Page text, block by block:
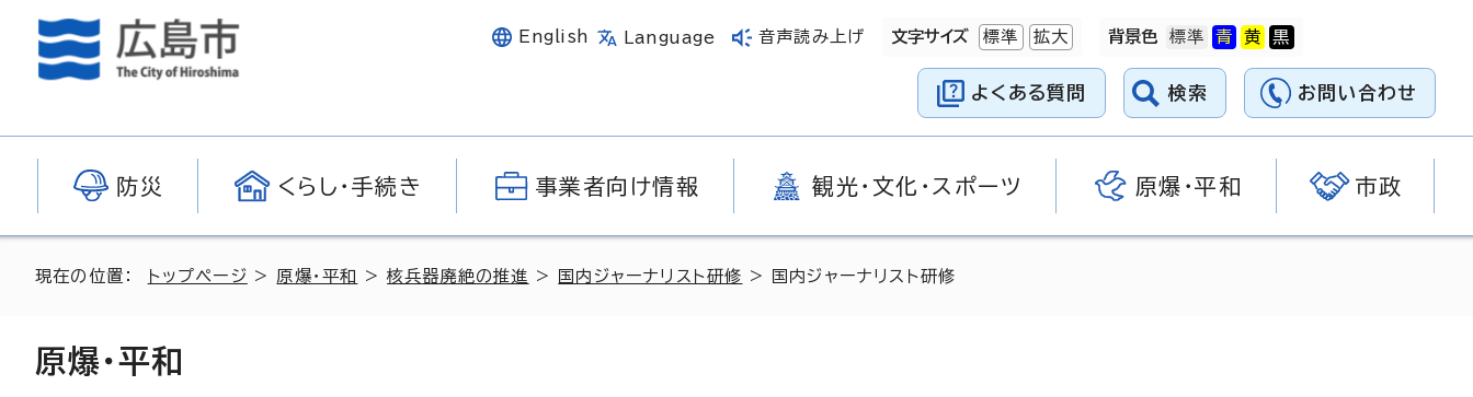
English Language 音声読み上げ 文字サイズ 標準 拡大 背景色
よくある質問 検索 お問い合わせ
防災 くらし・手続き 事業者向け情報 観光・文化・スポーツ 原爆・平和 市政
現在の位置： トップページ > 原爆・平和 >核兵器廃絶の推進 > 国内ジャーナリスト研修 > 国内ジャーナリスト研修
原爆・平和